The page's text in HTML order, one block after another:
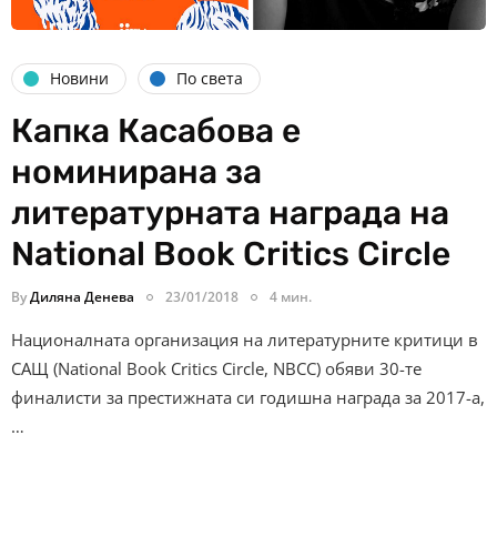
Новини По света
Капка Касабова е
номинирана за
литературната награда на
National Book Critics Circle
ByДиляна Денева 23/01/2018 4 мин.
Националната организация на литературните критици в
САЩ (National Book Critics Circle, NBCC) обяви 30-те
финалисти за престижната си годишна награда за 2017-а,
…